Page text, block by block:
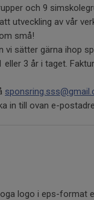
och 9
utveckling av vår
små!
vi sätter gärna ihop
3 år i taget.
in till ovan e-
logo i eps-format